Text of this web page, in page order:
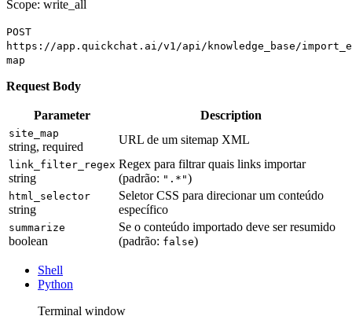
Scope: write_all
POST
https://app.quickchat.ai/v1/api/knowledge_base/
map
Request Body
Parameter Description
site_map
string, required
URL de um sitemap XML
link_filter_regex
string
Regex para filtrar quais links importar
(padrão: ".*")
html_selector
string
Seletor CSS para direcionar um conteúdo
específico
summarize
boolean
Se o conteúdo importado deve ser resumido
(padrão: false)
Shell
Python
Terminal window